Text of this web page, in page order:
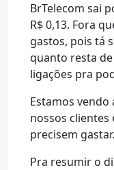
BrTelecom sai
R$ 0,13. Fora
gastos, pois tá
quanto resta
ligações pra
Estamos vendo
nossos
precisem
Pra resumir o